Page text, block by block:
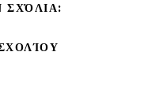
ΣΧΌΛΙΑ: